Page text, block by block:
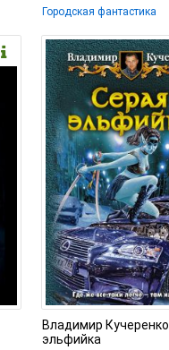
Городская фантастика
Владимир
эльфийка